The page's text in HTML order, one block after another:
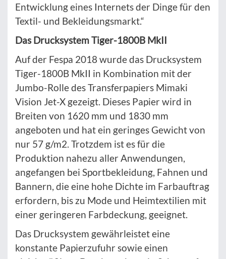
Entwicklung eines Internets der Dinge für den
Textil- und Bekleidungsmarkt.“
Das Drucksystem Tiger-1800B MkII
Auf der Fespa 2018 wurde das Drucksystem
Tiger-1800B MkII in Kombination mit der
Jumbo-Rolle des Transferpapiers Mimaki
Vision Jet-X gezeigt. Dieses Papier wird in
Breiten von 1620 mm und 1830 mm
angeboten und hat ein geringes Gewicht von
nur 57 g/m2. Trotzdem ist es für die
Produktion nahezu aller Anwendungen,
angefangen bei Sportbekleidung, Fahnen und
Bannern, die eine hohe Dichte im Farbauftrag
erfordern, bis zu Mode und Heimtextilien mit
einer geringeren Farbdeckung, geeignet.
Das Drucksystem gewährleistet eine
konstante Papierzufuhr sowie einen